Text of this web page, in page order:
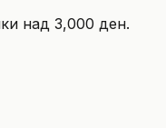
над 3,000 ден.